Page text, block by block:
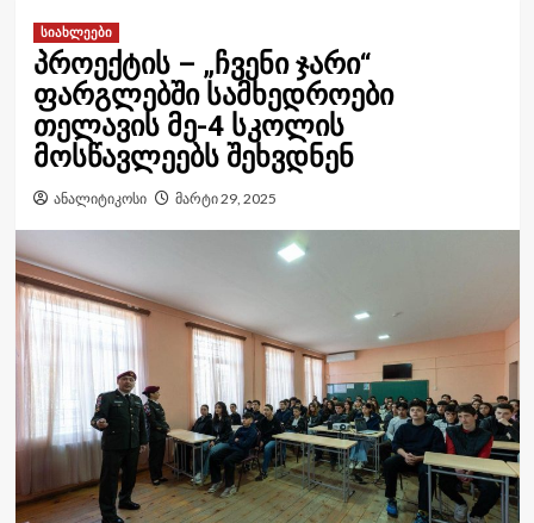
სიახლეები
პროექტის – „ჩვენი ჯარი“
ფარგლებში სამხედროები
თელავის მე-4 სკოლის
მოსწავლეებს შეხვდნენ
ანალიტიკოსი მარტი 29, 2025